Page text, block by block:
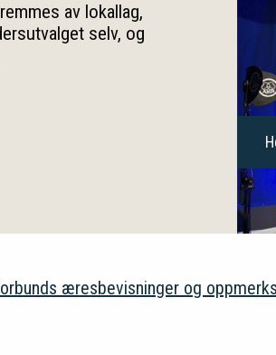
av lokallag,
selv, og
æresbevisninger og